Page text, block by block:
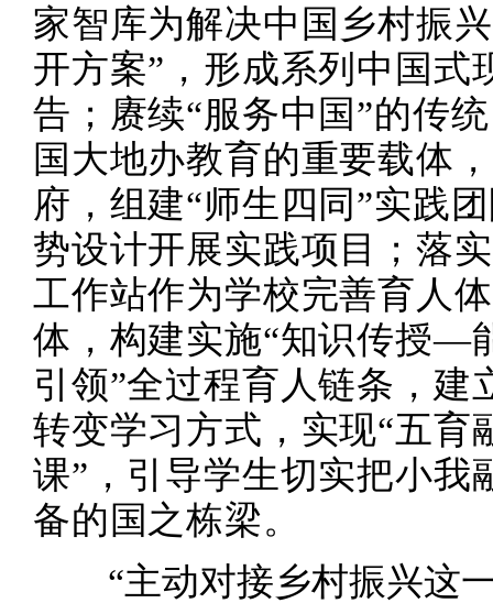
家智库为解决中国乡村振
开方案”，形成系列中国式
告；赓续“服务中国”的传
国大地办教育的重要载体
府，组建“师生四同”实践
势设计开展实践项目；落
工作站作为学校完善育人
体，构建实施“知识传授
引领”全过程育人链条，建
转变学习方式，实现“五育
课”，引导学生切实把小我
备的国之栋梁。
“主动对接乡村振兴这一